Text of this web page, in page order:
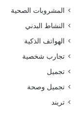
المشروبات الصحية
النشاط البدني
الهواتف الذكية
تجارب شخصية
تجميل
تجميل وصحة
تريند